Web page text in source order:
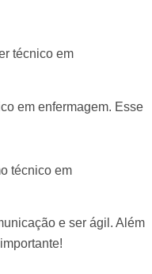
técnico em
em enfermagem. Esse
técnico em
e ser ágil. Além